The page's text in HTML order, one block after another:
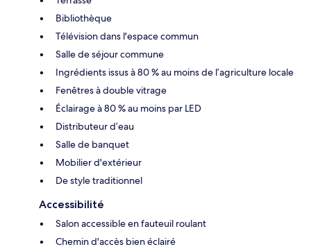
Bibliothèque
Télévision dans l'espace commun
Salle de séjour commune
Ingrédients issus à 80 % au moins de l’agriculture locale
Fenêtres à double vitrage
Éclairage à 80 % au moins par LED
Distributeur d’eau
Salle de banquet
Mobilier d'extérieur
De style traditionnel
Accessibilité
Salon accessible en fauteuil roulant
Chemin d'accès bien éclairé